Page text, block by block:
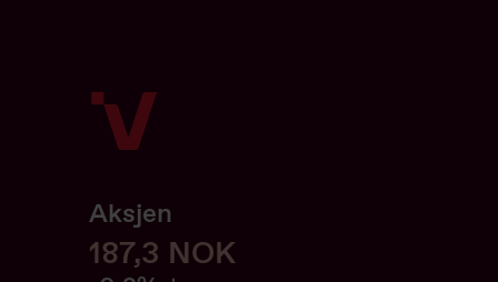
Aksjen
187,6 NOK